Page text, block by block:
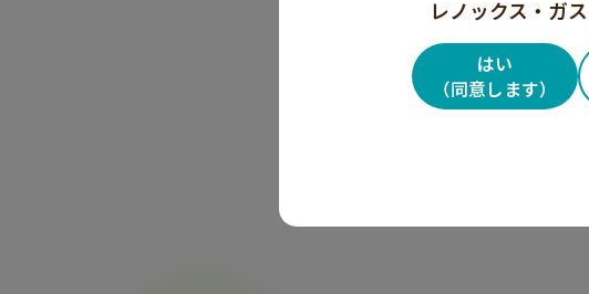
レノックス・ガ
はい
（同意します）